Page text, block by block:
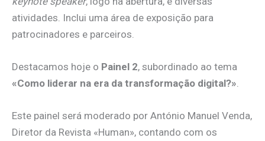
atividades. Inclui uma área de exposição para
patrocinadores e parceiros.
Destacamos hoje o Painel 2, subordinado ao tema
«Como liderar na era da transformação digital?».
Este painel será moderado por António Manuel Venda,
Diretor da Revista «Human», contando com os